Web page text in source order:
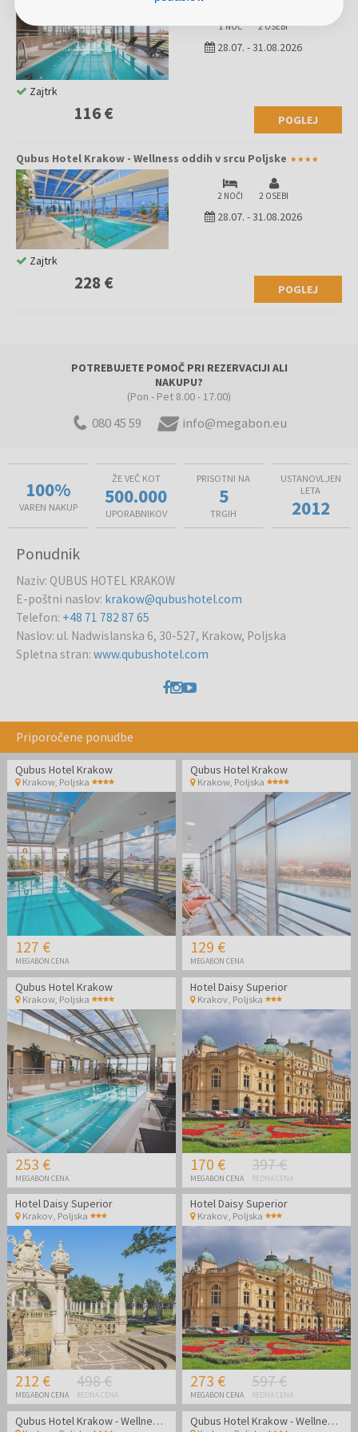
1 NOČ 2 OSEBI
28.07. -31.08.2026
116 € POGLEJ
Zajtrk
Qubus Hotel Krakow - Wellness oddih v srcu Poljske
2 NOČI 2 OSEBI
28.07. -31.08.2026
228 € POGLEJ
Zajtrk
POTREBUJETE POMOČ PRI REZERVACIJI ALI
NAKUPU?
(Pon - Pet 8.00 - 17.00)
080 45 59 info@megabon.eu
100%
VAREN NAKUP
ŽE VEČ KOT
500.000
UPORABNIKOV
PRISOTNI NA
5
TRGIH
USTANOVLJEN
LETA
2012
Ponudnik
Naziv: QUBUS HOTEL KRAKOW
E-poštni naslov: krakow@qubushotel.com
Telefon: +48 71 782 87 65
Naslov: ul. Nadwislanska 6, 30-527, Krakow, Poljska
Spletna stran: www.qubushotel.com
Priporočene ponudbe
Qubus Hotel Krakow
Krakow, Poljska
127 €
MEGABON CENA
Qubus Hotel Krakow
Krakow, Poljska
129 €
MEGABON CENA
Qubus Hotel Krakow
Krakow, Poljska
253 €
MEGABON CENA
Hotel Daisy Superior
Krakov Poljska
170 €
MEGABON CENA
397 €
REDNA CENA
Hotel Daisy Superior
Krakov, Poljska
212 €
MEGABON CENA
498 €
REDNA CENA
Hotel Daisy Superior
Krakov, Poljska
273 €
MEGABON CENA
597 €
REDNA CENA
Qubus Hotel Krakow - Wellness oddih v srcu Poljske Qubus Hotel Krakow - Wellness oddih v srcu Poljske